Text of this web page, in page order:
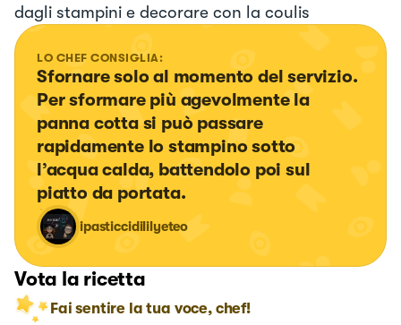
dagli stampini e decorare con la coulis
LO CHEF CONSIGLIA:
Sfornare solo al momento del servizio.
Per sformare più agevolmente la
panna cotta si può passare
rapidamente lo stampino sotto
l’acqua calda, battendolo poi sul
piatto da portata.
ipasticcidililyeteo
Vota la ricetta
Fai sentire la tua voce, chef!